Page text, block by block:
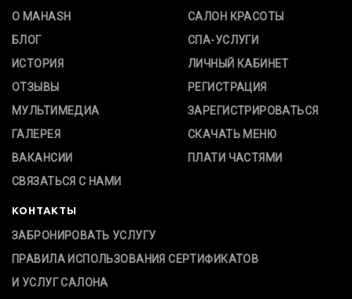
О MAHASH
БЛОГ
ИСТОРИЯ
ОТЗЫВЫ
МУЛЬТИМЕДИА
ГАЛЕРЕЯ
ВАКАНСИИ
СВЯЗАТЬСЯ С НАМИ
САЛОН КРАСОТЫ
СПА-УСЛУГИ
ЛИЧНЫЙ КАБИНЕТ
РЕГИСТРАЦИЯ
ЗАРЕГИСТРИРОВАТЬСЯ
СКАЧАТЬ МЕНЮ
ПЛАТИ ЧАСТЯМИ
КОНТАКТЫ
ЗАБРОНИРОВАТЬ УСЛУГУ
ПРАВИЛА ИСПОЛЬЗОВАНИЯ СЕРТИФИКАТОВ
И УСЛУГ САЛОНА